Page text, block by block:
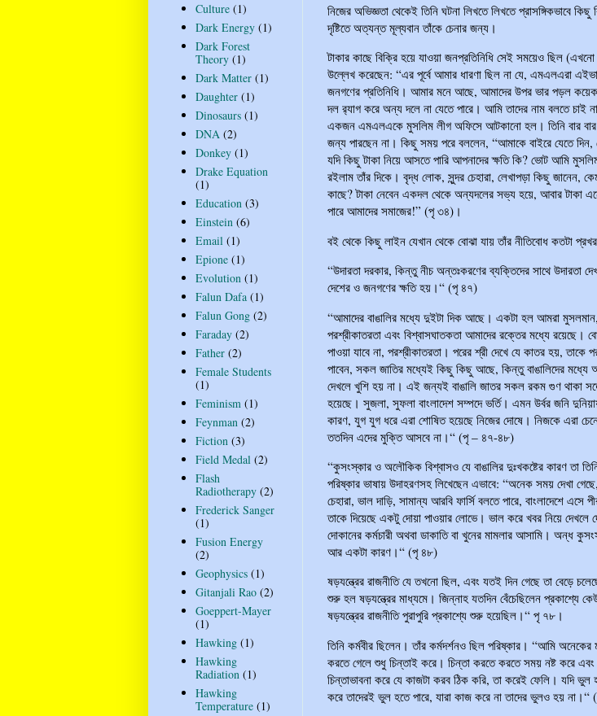
নিজের অভিজ্ঞতা থেকেই তিনি ঘটনা লিখতে লিখতে প্রাসঙ্গিকভাবে
দৃষ্টিতে অত্যন্ত মূল্যবান তাঁকে চেনার জন্য।
টাকার কাছে বিক্রি হয়ে যাওয়া জনপ্রতিনিধি সেই সময়েও ছিল
উল্লেখ করেছেন: “এর পূর্বে আমার ধারণা ছিল না যে, এমএলএরা
জনগণের প্রতিনিধি। আমার মনে আছে, আমাদের উপর ভার পড়ল
দল র‍্যাগ করে অন্য দলে না যেতে পারে। আমি তাদের নাম বলতে
একজন এমএলএকে মুসলিম লীগ অফিসে আটকানো হল। তিনি বার বার
জন্য পারছেন না। কিছু সময় পরে বললেন, “আমাকে বাইরে যেতে
যদি কিছু টাকা নিয়ে আসতে পারি আপনাদের ক্ষতি কি? ভোট আমি
রইলাম তাঁর দিকে। বৃদ্ধ লোক, সুন্দর চেহারা, লেখাপড়া কিছু জানেন,
কাছে? টাকা নেবেন একদল থেকে অন্যদলের সভ্য হয়ে, আবার টাকা
পারে আমাদের সমাজের!” (পৃ ৩৪)।
বই থেকে কিছু লাইন যেখান থেকে বোঝা যায় তাঁর নীতিবোধ কতটা
“উদারতা দরকার, কিন্তু নীচ অন্তঃকরণের ব্যক্তিদের সাথে উদারতা
দেশের ও জনগণের ক্ষতি হয়।“ (পৃ ৪৭)
“আমাদের বাঙালির মধ্যে দুইটা দিক আছে। একটা হল আমরা
পরশ্রীকাতরতা এবং বিশ্বাসঘাতকতা আমাদের রক্তের মধ্যে রয়েছে।
পাওয়া যাবে না, পরশ্রীকাতরতা। পরের শ্রী দেখে যে কাতর হয়, তাকে
পাবেন, সকল জাতির মধ্যেই কিছু কিছু আছে, কিন্তু বাঙালিদের
দেখলে খুশি হয় না। এই জন্যই বাঙালি জাতর সকল রকম গুণ থাকা
হয়েছে। সুজলা, সুফলা বাংলাদেশ সম্পদে ভর্তি। এমন উর্বর জনি
কারণ, যুগ যুগ ধরে এরা শোষিত হয়েছে নিজের দোষে। নিজকে এরা
ততদিন এদের মুক্তি আসবে না।“ (পৃ – ৪৭-৪৮)
“কুসংস্কার ও অলৌকিক বিশ্বাসও যে বাঙালির দুঃখকষ্টের কারণ তা
পরিষ্কার ভাষায় উদাহরণসহ লিখেছেন এভাবে: “অনেক সময় দেখা
চেহারা, ভাল দাড়ি, সামান্য আরবি ফার্সি বলতে পারে, বাংলাদেশে এসে
তাকে দিয়েছে একটু দোয়া পাওয়ার লোভে। ভাল করে খবর নিয়ে
দোকানের কর্মচারী অথবা ডাকাতি বা খুনের মামলার আসামি। অন্ধ
আর একটা কারণ।“ (পৃ ৪৮)
ষড়যন্ত্রের রাজনীতি যে তখনো ছিল, এবং যতই দিন গেছে তা বেড়ে
শুরু হল ষড়যন্ত্রের মাধ্যমে। জিন্নাহ যতদিন বেঁচেছিলেন প্রকাশ্যে
ষড়যন্ত্রের রাজনীতি পুরাপুরি প্রকাশ্যে শুরু হয়েছিল।“ পৃ ৭৮।
তিনি কর্মবীর ছিলেন। তাঁর কর্মদর্শনও ছিল পরিষ্কার। “আমি
করতে গেলে শুধু চিন্তাই করে। চিন্তা করতে করতে সময় নষ্ট করে
চিন্তাভাবনা করে যে কাজটা করব ঠিক করি, তা করেই ফেলি। যদি
করে তাদেরই ভুল হতে পারে, যারা কাজ করে না তাদের ভুলও হয়
Culture (1)
Dark Energy (1)
Dark Forest
Theory (1)
Dark Matter (1)
Daughter (1)
Dinosaurs (1)
DNA (2)
Donkey (1)
Drake Equation
(1)
Education (3)
Einstein (6)
Email (1)
Epione (1)
Evolution (1)
Falun Dafa (1)
Falun Gong (2)
Faraday (2)
Father (2)
Female Students
(1)
Feminism (1)
Feynman (2)
Fiction (3)
Field Medal (2)
Flash
Radiotherapy (2)
Frederick Sanger
(1)
Fusion Energy
(2)
Geophysics (1)
Gitanjali Rao (2)
Goeppert-Mayer
(1)
Hawking (1)
Hawking
Radiation (1)
Hawking
Temperature (1)